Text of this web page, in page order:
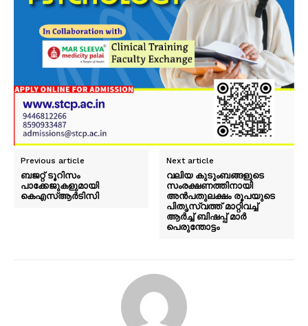
Previous article
ബജറ്റ് ടൂറിസം
പാക്കേജുകളുമായി
കെഎസ്ആർടിസി
Next article
വലിയ കുടുംബങ്ങളുടെ
സംരക്ഷണത്തിനായി
അന്‍പതുലക്ഷം രൂപയുടെ
പിതൃസ്വത്ത് മാറ്റിവച്ച്
ആർച്ച് ബിഷപ്പ് മാർ
പെരുന്തോട്ടം